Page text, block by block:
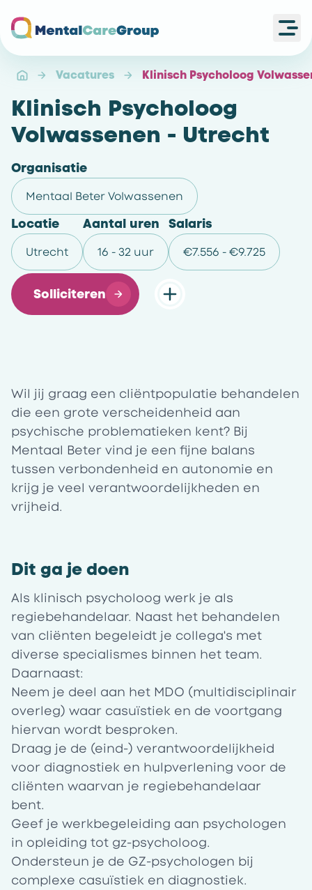
Vacatures Klinisch Psycholoog
Klinisch Psycholoog
Volwassenen - Utrecht
Organisatie
Mentaal Beter Volwassenen
Locatie
Utrecht
Aantal uren
16 - 32 uur
Salaris
€7.556 - €9.725
Solliciteren
Wil jij graag een cliëntpopulatie behandelen
die een grote verscheidenheid aan
psychische problematieken kent? Bij
Mentaal Beter vind je een fijne balans
tussen verbondenheid en autonomie en
krijg je veel verantwoordelijkheden en
vrijheid.
Dit ga je doen
Als klinisch psycholoog werk je als
regiebehandelaar. Naast het behandelen
van cliënten begeleidt je collega's met
diverse specialismes binnen het team.
Daarnaast:
Neem je deel aan het MDO (multidisciplinair
overleg) waar casuïstiek en de voortgang
hiervan wordt besproken.
Draag je de (eind-) verantwoordelijkheid
voor diagnostiek en hulpverlening voor de
cliënten waarvan je regiebehandelaar
bent.
Geef je werkbegeleiding aan psychologen
in opleiding tot gz-psycholoog.
Ondersteun je de GZ-psychologen bij
complexe casuïstiek en diagnostiek.